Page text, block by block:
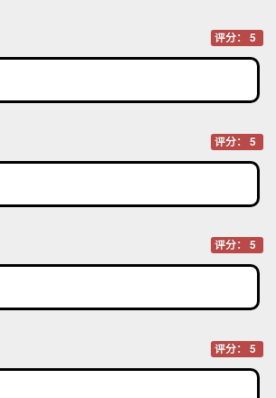
评分： 5
评分： 5
评分： 5
评分： 5